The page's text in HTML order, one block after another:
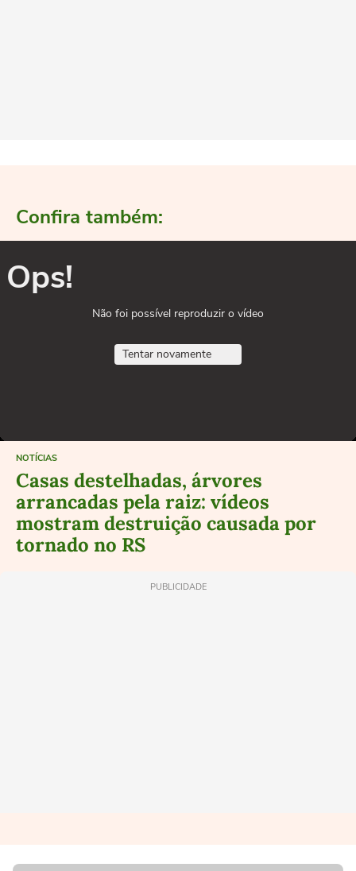
Confira também:
Ops!
Não foi possível reproduzir o vídeo
Tentar novamente
NOTÍCIAS
Casas destelhadas, árvores
arrancadas pela raiz: vídeos
mostram destruição causada por
tornado no RS
PUBLICIDADE